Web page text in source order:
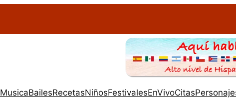
MusicaBailesRecetasNiñosFestivalesEnVivoCitas